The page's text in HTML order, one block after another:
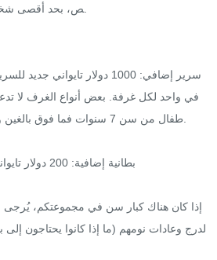
ص، بحد أقصى
في واحد لكل غرفة. بعض أنواع الغرف لا تدعم
طفال من سن 7 سنوات فما فوق
إذا كان هناك كبار سن في مجموعتكم، يُرجى